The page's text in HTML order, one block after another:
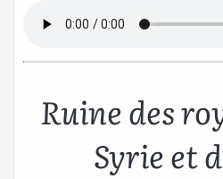
Ruine des
Syrie et